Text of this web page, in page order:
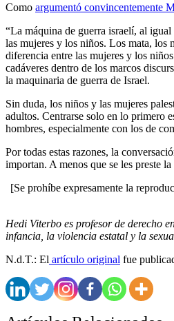
Como argumentó convincentemente
“La máquina de guerra israelí, al
las mujeres y los niños. Los mata, los
diferencia entre las mujeres y los
cadáveres dentro de los marcos
la maquinaria de guerra de Israel.
Sin duda, los niños y las mujeres
adultos. Centrarse solo en lo primero
hombres, especialmente con los de
Por todas estas razones, la
importan. A menos que se les preste
[Se prohíbe expresamente la
Hedi Viterbo es profesor de derecho
infancia, la violencia estatal y la
N.d.T.: El artículo original fue